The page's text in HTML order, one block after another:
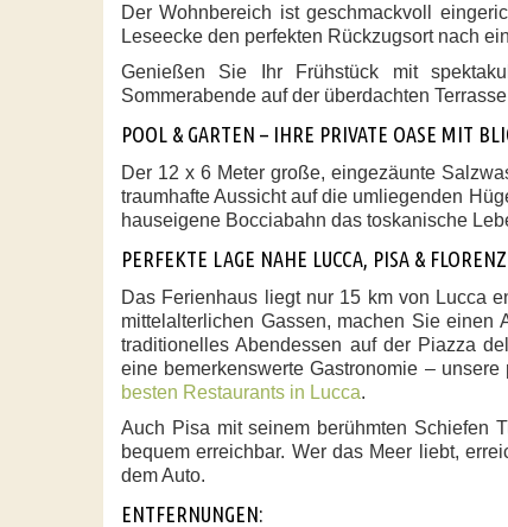
Der Wohnbereich ist geschmackvoll
Leseecke den perfekten Rückzugsort nach
Genießen Sie Ihr Frühstück mit
Sommerabende auf der überdachten
POOL & GARTEN – IHRE PRIVATE OASE MIT
Der 12 x 6 Meter große, eingezäunte
traumhafte Aussicht auf die umliegenden
hauseigene Bocciabahn das toskanische
PERFEKTE LAGE NAHE LUCCA, PISA & FLORENZ
Das Ferienhaus liegt nur 15 km von Lucca
mittelalterlichen Gassen, machen Sie einen
traditionelles Abendessen auf der Piazza
eine bemerkenswerte Gastronomie –
besten Restaurants in Lucca.
Auch Pisa mit seinem berühmten Schiefen
bequem erreichbar. Wer das Meer liebt,
dem Auto.
ENTFERNUNGEN: